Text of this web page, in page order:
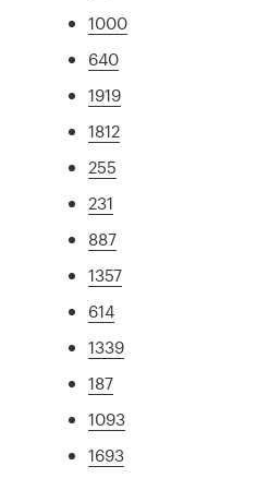
1000
640
1919
1812
255
231
887
1357
614
1339
187
1093
1693